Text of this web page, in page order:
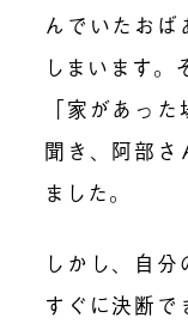
んでいたおば
しまいます。
「家があっ
聞き、阿部さ
ました。
しかし、自分
すぐに決断で